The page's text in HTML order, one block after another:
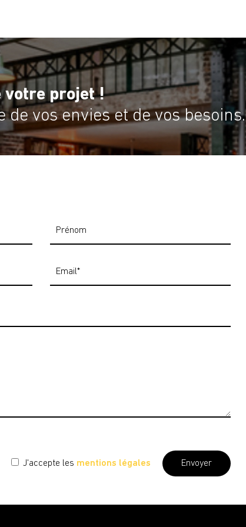
votre projet !
vos envies et de vos besoins.
J'accepte les mentions légales